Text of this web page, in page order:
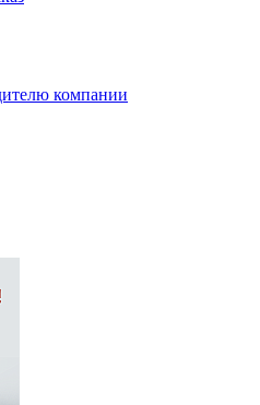
компании